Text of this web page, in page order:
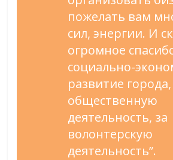
пожелать вам
сил, энергии. И
огромное
социально-
развитие
общественную
деятельность, за
волонтерскую
деятельность”.